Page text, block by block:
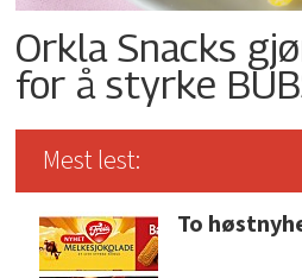
Orkla Snacks
for å styrke
Mest lest:
To